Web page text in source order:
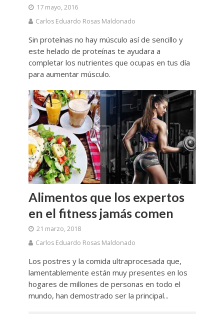
17 mayo, 2016
Carlos Eduardo Rosas Maldonado
Sin proteínas no hay músculo así de sencillo y
este helado de proteínas te ayudara a
completar los nutrientes que ocupas en tus día
para aumentar músculo.
Alimentos que los expertos
en el fitness jamás comen
21 marzo, 2018
Carlos Eduardo Rosas Maldonado
Los postres y la comida ultraprocesada que,
lamentablemente están muy presentes en los
hogares de millones de personas en todo el
mundo, han demostrado ser la principal...